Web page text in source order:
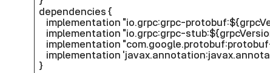
dependencies {
implementation "io.grpc:grpc-
implementation "io.grpc:grpc-
implementation
implementation
}